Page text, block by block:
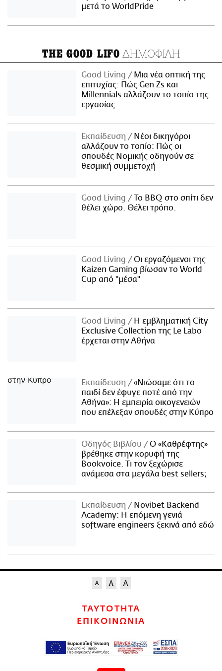
μετά το WorldPride
THE GOOD LIFO ΔΗΜΟΦΙΛΗ
Good Living
Μια νέα οπτική της
επιτυχίας: Πώς Gen Zs και
Millennials αλλάζουν το τοπίο της
εργασίας
Εκπαίδευση
Νέοι δικηγόροι
αλλάζουν το τοπίο: Πώς οι
σπουδές Νομικής οδηγούν σε
θεσμική συμμετοχή
Good Living
Το BBQ στο σπίτι δεν
θέλει χώρο. Θέλει τρόπο.
Good Living
Οι εργαζόμενοι της
Kaizen Gaming βίωσαν το World
Cup από "μέσα"
Good Living
Η εμβληματική City
Exclusive Collection της Le Labo
έρχεται στην Αθήνα
Εκπαίδευση
«Νιώσαμε ότι το
παιδί δεν έφυγε ποτέ από την
Αθήνα»: Η εμπειρία οικογενειών
που επέλεξαν σπουδές στην Κύπρο
Οδηγός Βιβλίου
Ο «Καθρέφτης»
βρέθηκε στην κορυφή της
Bookvoice. Τι τον ξεχώρισε
ανάμεσα στα μεγάλα best sellers;
Εκπαίδευση
Novibet Backend
Academy: Η επόμενη γενιά
software engineers ξεκινά από εδώ
ΤΑΥΤΟΤΗΤΑ
ΕΠΙΚΟΙΝΩΝΙΑ